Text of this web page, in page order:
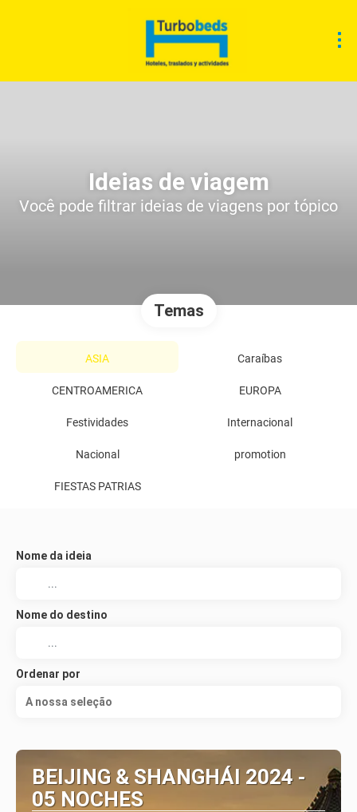
Ideias de viagem
Você pode filtrar ideias de viagens por tópico
Temas
ASIA Caraíbas
CENTROAMERICA EUROPA
Festividades Internacional
Nacional promotion
FIESTAS PATRIAS
Nome da ideia
Nome do destino
Ordenar por
A nossa seleção
BEIJING & SHANGHÁI 2024 -
05 NOCHES